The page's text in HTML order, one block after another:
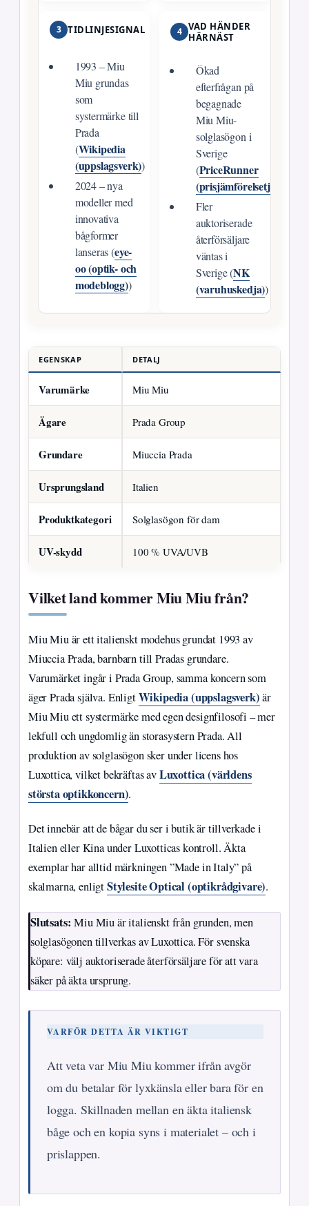
3 TIDLINJESIGNAL
1993 – Miu
Miu grundas
som
systermärke till
Prada
(Wikipedia
(uppslagsverk))
2024 – nya
modeller med
innovativa
bågformer
lanseras (eye-
oo (optik- och
modeblogg))
4 VAD HÄNDER
HÄRNÄST
Ökad
efterfrågan på
begagnade
Miu Miu-
solglasögon i
Sverige
(PriceRunner
(prisjämförelsetjänst)
Fler
auktoriserade
återförsäljare
väntas i
Sverige (NK
(varuhuskedja))
EGENSKAP DETALJ
Varumärke Miu Miu
Ägare Prada Group
Grundare Miuccia Prada
Ursprungsland Italien
Produktkategori Solglasögon för dam
UV-skydd 100 % UVA/UVB
Vilket land kommer Miu Miu från?
Miu Miu är ett italienskt modehus grundat 1993 av
Miuccia Prada, barnbarn till Pradas grundare.
Varumärket ingår i Prada Group, samma koncern som
äger Prada själva. EnligtWikipedia (uppslagsverk)är
Miu Miu ett systermärke med egen designfilosofi – mer
lekfull och ungdomlig än storasystern Prada. All
produktion av solglasögon sker under licens hos
Luxottica, vilket bekräftas avLuxottica (världens
största optikkoncern).
Det innebär att de bågar du ser i butik är tillverkade i
Italien eller Kina under Luxotticas kontroll. Äkta
exemplar har alltid märkningen ”Made in Italy” på
skalmarna, enligtStylesite Optical (optikrådgivare).
Slutsats: Miu Miu är italienskt från grunden, men
solglasögonen tillverkas av Luxottica. För svenska
köpare: välj auktoriserade återförsäljare för att vara
säker på äkta ursprung.
VARFÖR DETTA ÄR VIKTIGT
Att veta var Miu Miu kommer ifrån avgör
om du betalar för lyxkänsla eller bara för en
logga. Skillnaden mellan en äkta italiensk
båge och en kopia syns i materialet – och i
prislappen.